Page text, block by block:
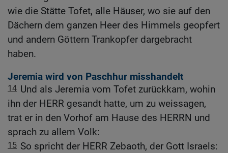
wie die Stätte Tofet, alle Häuser, wo sie auf den
Dächern dem ganzen Heer des Himmels geopfert
und andern Göttern Trankopfer dargebracht
haben.
Jeremia wird von Paschhur misshandelt
14 Und als Jeremia vom Tofet zurückkam, wohin
ihn der HERR gesandt hatte, um zu weissagen,
trat er in den Vorhof am Hause des HERRN und
sprach zu allem Volk:
15 So spricht der HERR Zebaoth, der Gott Israels: